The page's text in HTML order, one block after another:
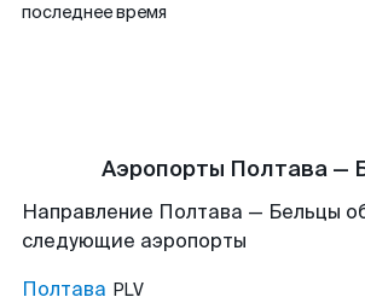
последнее время
Аэропорты Полтава —
Направление Полтава — Бельцы
следующие аэропорты
Полтава PLV